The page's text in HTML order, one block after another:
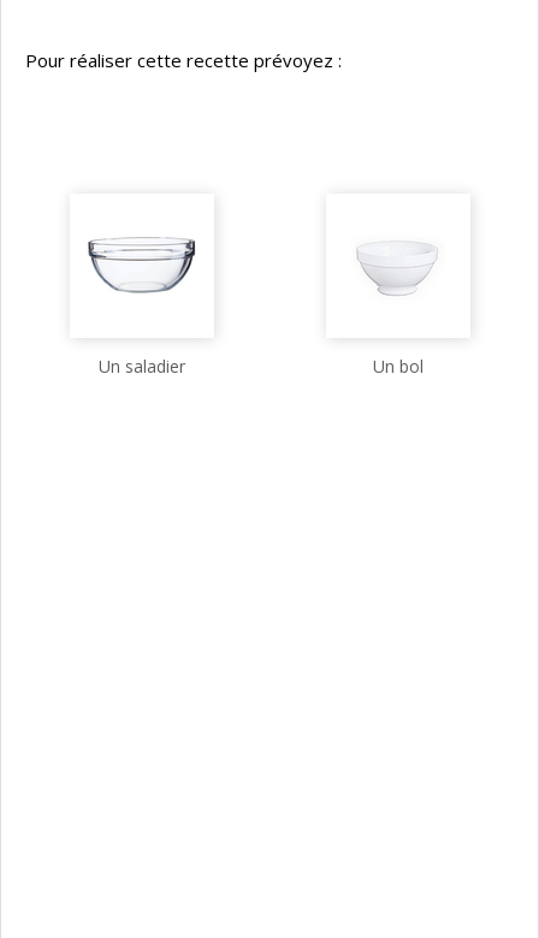
Pour réaliser cette recette prévoyez :
Un saladier Un bol